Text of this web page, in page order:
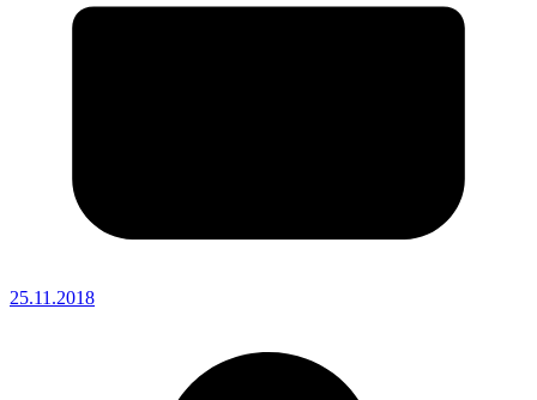
25.11.2018